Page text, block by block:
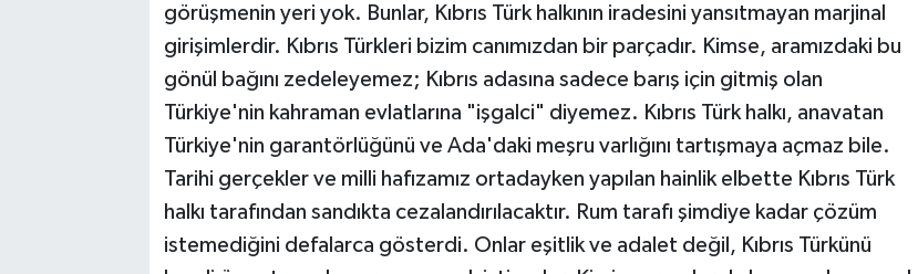
görüşmenin yeri yok. Bunlar, Kıbrıs Türk halkının iradesini yansıtmayan marjinal
girişimlerdir. Kıbrıs Türkleri bizim canımızdan bir parçadır. Kimse, aramızdaki bu
gönül bağını zedeleyemez; Kıbrıs adasına sadece barış için gitmiş olan
Türkiye'nin kahraman evlatlarına "işgalci" diyemez. Kıbrıs Türk halkı, anavatan
Türkiye'nin garantörlüğünü ve Ada'daki meşru varlığını tartışmaya açmaz bile.
Tarihi gerçekler ve milli hafızamız ortadayken yapılan hainlik elbette Kıbrıs Türk
halkı tarafından sandıkta cezalandırılacaktır. Rum tarafı şimdiye kadar çözüm
istemediğini defalarca gösterdi. Onlar eşitlik ve adalet değil, Kıbrıs Türkünü